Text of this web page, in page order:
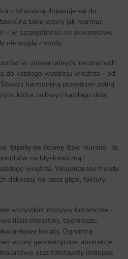
z łatwością dopasuje się do
na takie wzory jak marmur,
– w szczególności na akwarelowe
nie wyjdą z mody.
w uniwersalnych, neutralnych
do każdego wystroju wnętrza – od
harmonijną przestrzeń pełną
która zachwyci każdego dnia
tapety na ścianę (tzw murale) to
na błyskawiczną i
wnętrza. Współczesne trendy
dekoracji na rzecz głębi, faktury
wszystkim motywy botaniczne i
liście monstery, tajemnicze,
kwiaty. Ogromną
wzory geometryczne, abstrakcje
oraz fototapety imitujące